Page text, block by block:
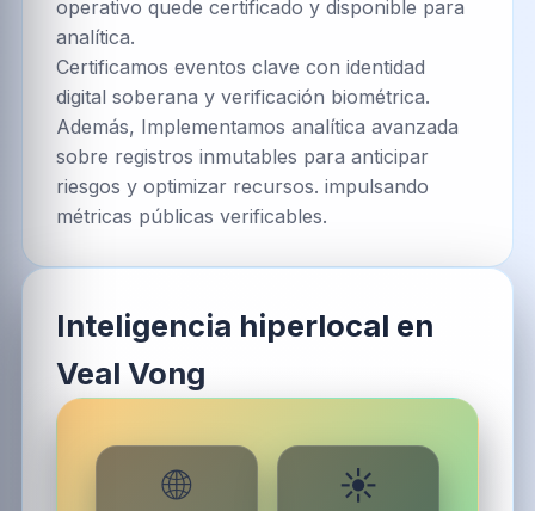
operativo quede certificado y disponible para
analítica.
Certificamos eventos clave con identidad
digital soberana y verificación biométrica.
Además, Implementamos analítica avanzada
sobre registros inmutables para anticipar
riesgos y optimizar recursos. impulsando
métricas públicas verificables.
Inteligencia hiperlocal en
Veal Vong
🌐 ☀️